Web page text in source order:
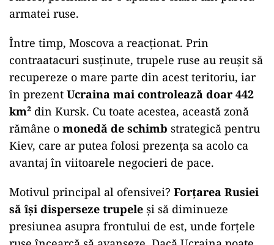
armatei ruse.
Între timp, Moscova a reacționat. Prin
contraatacuri susținute, trupele ruse au reușit să
recupereze o mare parte din acest teritoriu, iar
în prezent Ucraina mai controlează doar 442
km² din Kursk. Cu toate acestea, această zonă
rămâne o monedă de schimb strategică pentru
Kiev, care ar putea folosi prezența sa acolo ca
avantaj în viitoarele negocieri de pace.
Motivul principal al ofensivei? Forțarea Rusiei
să își disperseze trupele și să diminueze
presiunea asupra frontului de est, unde forțele